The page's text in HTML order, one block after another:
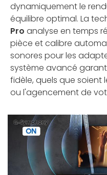
dynamiquement le
équilibre optimal. La
Pro analyse en temps
pièce et calibre
sonores pour les
système avancé
fidèle, quels que soient
ou l'agencement de